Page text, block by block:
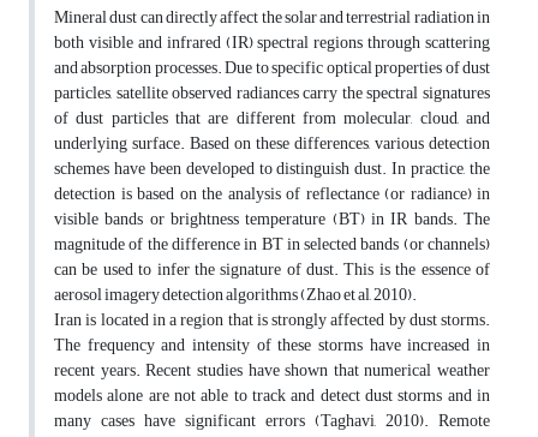
Mineral dust can directly affect the solar and terrestrial radiation in
both visible and infrared (IR) spectral regions through scattering
and absorption processes. Due to specific optical properties of dust
particles, satellite observed radiances carry the spectral signatures
of dust particles that are different from molecular, cloud, and
underlying surface. Based on these differences, various detection
schemes have been developed to distinguish dust. In practice, the
detection is based on the analysis of reflectance (or radiance) in
visible bands or brightness temperature (BT) in IR bands. The
magnitude of the difference in BT in selected bands (or channels)
can be used to infer the signature of dust. This is the essence of
aerosol imagery detection algorithms (Zhao et al, 2010).
Iran is located in a region that is strongly affected by dust storms.
The frequency and intensity of these storms have increased in
recent years. Recent studies have shown that numerical weather
models alone are not able to track and detect dust storms and in
many cases have significant errors (Taghavi, 2010). Remote